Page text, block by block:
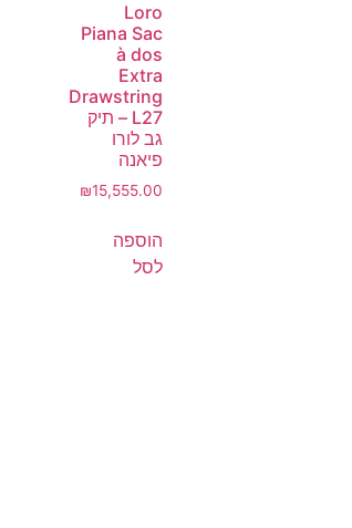
Loro
Piana Sac
à dos
Extra
Drawstring
L27 – תיק
גב לורו
פיאנה
₪15,555.00
הוספה
לסל